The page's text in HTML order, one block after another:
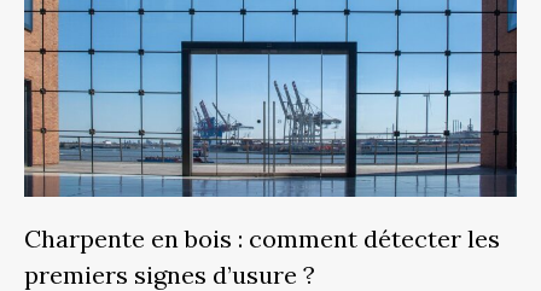
Charpente en bois : comment détecter les
premiers signes d’usure ?